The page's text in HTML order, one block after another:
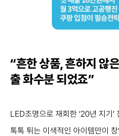
“흔한 상품, 흔하지 않
출 화수분 되었죠”
LED조명으로 재회한 ‘20년 지기’
톡톡 튀는 이색적인 아이템만이